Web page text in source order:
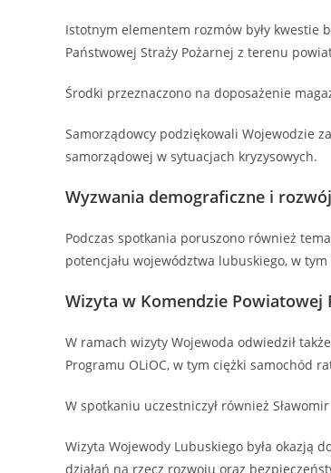
Istotnym elementem rozmów były kwestie
Państwowej Straży Pożarnej z terenu
Środki przeznaczono na doposażenie
Samorządowcy podziękowali Wojewodzie
samorządowej w sytuacjach kryzysowych.
Wyzwania demograficzne i
Podczas spotkania poruszono również
potencjału województwa lubuskiego, w
Wizyta w Komendzie Powiatowej
W ramach wizyty Wojewoda odwiedził
Programu OLiOC, w tym ciężki samochód
W spotkaniu uczestniczył również
Wizyta Wojewody Lubuskiego była okazją
działań na rzecz rozwoju oraz